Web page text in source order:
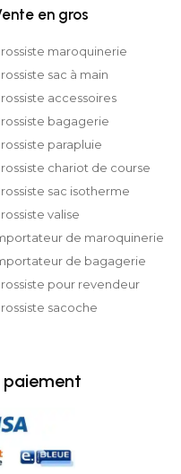
en gros
maroquinerie
sac à main
accessoires
bagagerie
parapluie
chariot de course
sac isotherme
valise
de maroquinerie
de bagagerie
pour revendeur
sacoche
paiement